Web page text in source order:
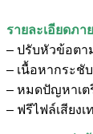
รายละเอียดภ
– ปรับหัวข้อตา
– เนื้อหากระชั
– หมดปัญหาเต
– ฟรีไฟล์เสียง